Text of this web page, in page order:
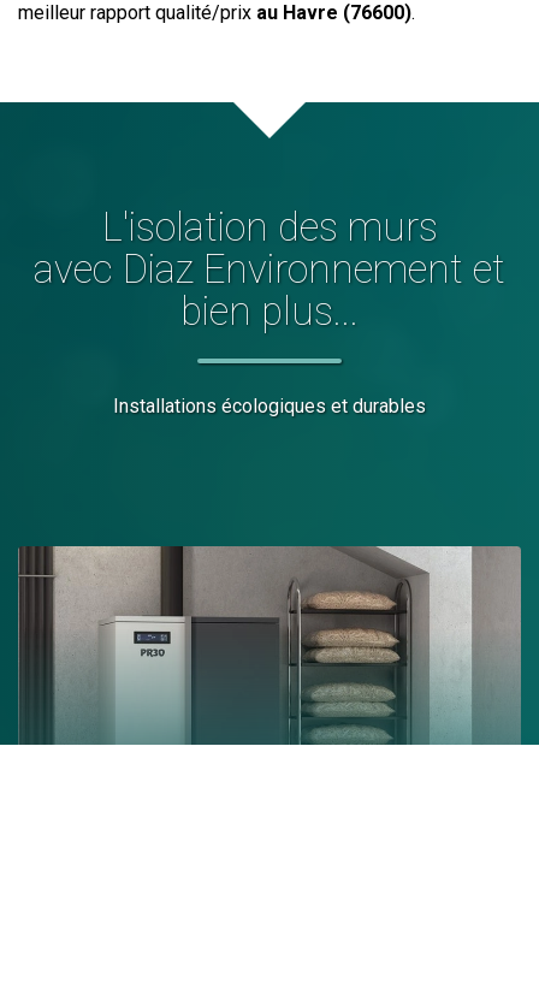
meilleur rapport qualité/prix au Havre (76600).
L'isolation des murs
avec Diaz Environnement et
bien plus...
Installations écologiques et durables